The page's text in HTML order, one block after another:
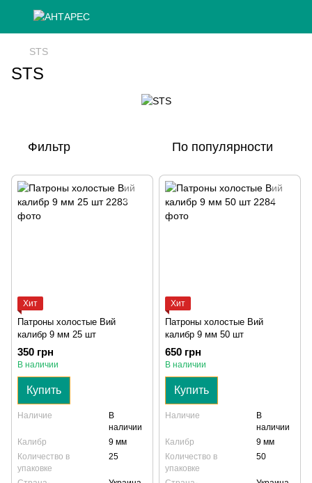
STS
STS
Фильтр По популярности
Хит
Патроны холостые Вий
калибр 9 мм 25 шт
350 грн
В наличии
Купить
Наличие
В
наличии
Калибр
9 мм
Количество в
упаковке
25
Хит
Патроны холостые Вий
калибр 9 мм 50 шт
650 грн
В наличии
Купить
Наличие
В
наличии
Калибр
9 мм
Количество в
упаковке
50